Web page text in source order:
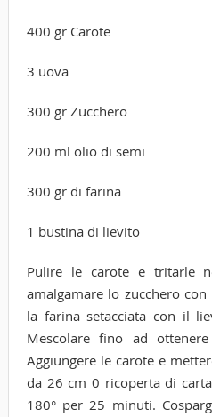
400 gr Carote
3 uova
300 gr Zucchero
200 ml olio di semi
300 gr di farina
1 bustina di lievito
Pulire le carote e tritarle
amalgamare lo zucchero con
la farina setacciata con il
Mescolare fino ad
Aggiungere le carote e
da 26 cm 0 ricoperta di
180° per 25 minuti.